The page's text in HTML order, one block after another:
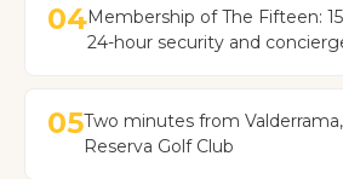
04Membership of The Fifteen:
24-hour security and
05Two minutes from
Reserva Golf Club